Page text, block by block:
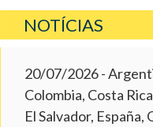
NOTÍCIAS
20/07/2026-
Colombia, Costa
El Salvador, España,